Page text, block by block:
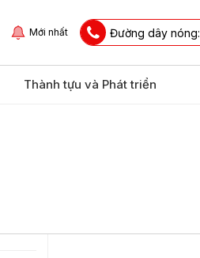
Mới nhất Đường dây nóng:
Thành tựu và Phát triển